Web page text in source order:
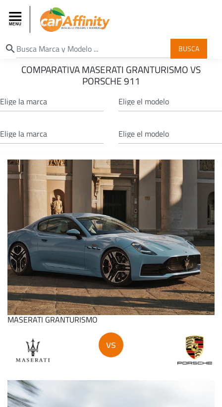
search BUSCA
COMPARATIVA MASERATI GRANTURISMO VS
PORSCHE 911
MASERATI GRANTURISMO
vs